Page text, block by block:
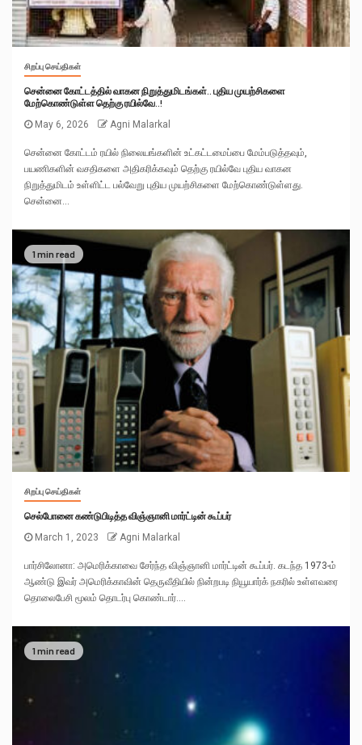
சிறப்பு செய்திகள்
சென்னை கோட்டத்தில் வாகன நிறுத்துமிடங்கள்.. புதிய முயற்சிகளை
மேற்கொண்டுள்ள தெற்கு ரயில்வே..!
May 6, 2026
Agni Malarkal
சென்னை கோட்டம் ரயில் நிலையங்களின் உட்கட்டமைப்பை மேம்படுத்தவும்,
பயணிகளின் வசதிகளை அதிகரிக்கவும் தெற்கு ரயில்வே புதிய வாகன
நிறுத்துமிடம் உள்ளிட்ட பல்வேறு புதிய முயற்சிகளை மேற்கொண்டுள்ளது.
சென்னை...
1 min read
சிறப்பு செய்திகள்
செல்போனை கண்டுபிடித்த விஞ்ஞானி மார்ட்டின் கூப்பர்
March 1, 2023
Agni Malarkal
பார்சிலோனா: அமெரிக்காவை சேர்ந்த விஞ்ஞானி மார்ட்டின் கூப்பர். கடந்த 1973-ம்
ஆண்டு இவர் அமெரிக்காவின் தெருவீதியில் நின்றபடி நியூயார்க் நகரில் உள்ளவரை
தொலைபேசி மூலம் தொடர்பு கொண்டார்....
1 min read